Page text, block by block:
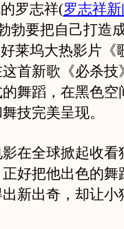
罗志祥(罗志祥
勃要把自己打造
莱坞大热影片《
首新歌《必杀
舞蹈，在黑色空
技完美呈现。
全球掀起收看
好把他出色的舞
新出奇，却让小